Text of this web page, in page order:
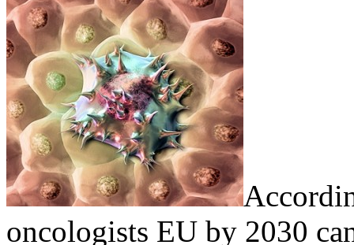
oncologists EU by 2030